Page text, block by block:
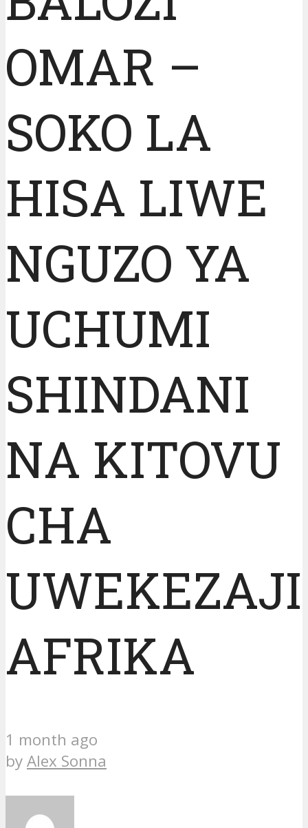
OMAR –
SOKO LA
HISA LIWE
NGUZO YA
UCHUMI
SHINDANI
NA KITOVU
CHA
UWEKEZAJI
AFRIKA
1 month ago
byAlex Sonna